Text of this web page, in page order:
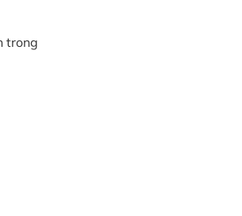
trong